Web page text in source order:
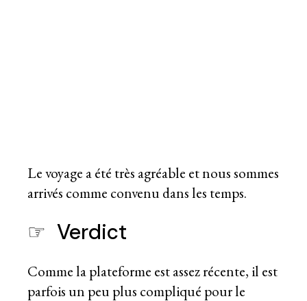
Le voyage a été très agréable et nous sommes
arrivés comme convenu dans les temps.
☞ Verdict
Comme la plateforme est assez récente, il est
parfois un peu plus compliqué pour le